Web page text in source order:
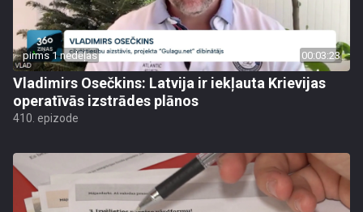
pirms 1 nedēļas 00:03:23
Vladimirs Osečkins: Latvija ir iekļauta Krievijas
operatīvās izstrādes plānos
410. epizode